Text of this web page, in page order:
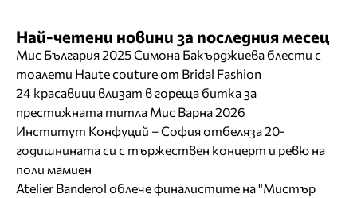
Най-четени новини за последния месец
Мис България 2025 Симона Бакърджиева блести с
тоалети Haute couture от Bridal Fashion
24 красавици влизат в гореща битка за
престижната титла Мис Варна 2026
Институт Конфуций – София отбеляза 20-
годишнината си с тържествен концерт и ревю на
поли мамиен
Atelier Banderol облече финалистите на "Мистър